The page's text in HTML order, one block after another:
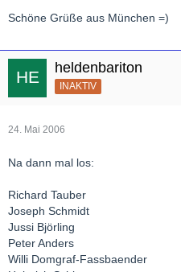
Schöne Grüße aus München =)
heldenbariton
INAKTIV
24. Mai 2006
Na dann mal los:
Richard Tauber
Joseph Schmidt
Jussi Björling
Peter Anders
Willi Domgraf-Fassbaender